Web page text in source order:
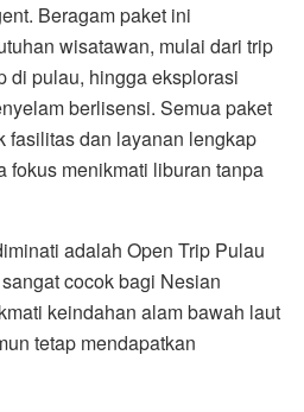
Beragam paket ini
wisatawan, mulai dari trip
di pulau, hingga eksplorasi
berlisensi. Semua paket
fasilitas dan layanan lengkap
fokus menikmati liburan tanpa
adalah Open Trip Pulau
cocok bagi Nesian
keindahan alam bawah laut
tetap mendapatkan